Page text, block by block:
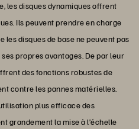
les disques dynamiques offrent
Ils peuvent prendre en charge
les disques de base ne peuvent pas
propres avantages. De par leur
des fonctions robustes de
contre les pannes matérielles.
plus efficace des
grandement la mise à l’échelle